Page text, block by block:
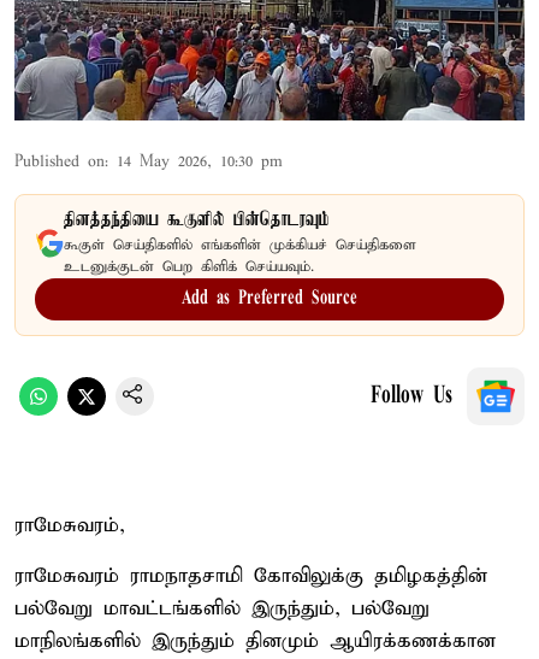
Published on: 14 May 2026, 10:30 pm
தினத்தந்தியை கூகுளில் பின்தொடரவும்
கூகுள் செய்திகளில் எங்களின் முக்கியச் செய்திகளை
உடனுக்குடன் பெற கிளிக் செய்யவும்.
Add as Preferred Source
Follow Us
ராமேசுவரம்,
ராமேசுவரம் ராமநாதசாமி கோவிலுக்கு தமிழகத்தின்
பல்வேறு மாவட்டங்களில் இருந்தும், பல்வேறு
மாநிலங்களில் இருந்தும் தினமும் ஆயிரக்கணக்கான